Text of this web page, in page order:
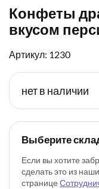
Конфеты
вкусом
Артикул: 1230
нет в наличии
Выберите
Если вы хотите
сделать это из
странице